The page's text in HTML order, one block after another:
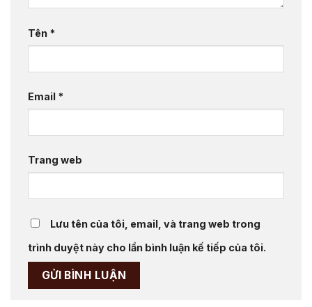
Tên *
Email *
Trang web
Lưu tên của tôi, email, và trang web trong
trình duyệt này cho lần bình luận kế tiếp của tôi.